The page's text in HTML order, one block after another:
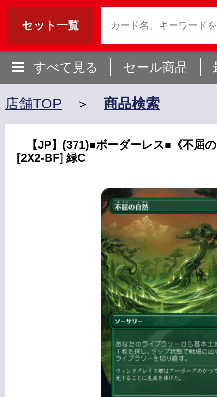
セット一覧
すべて見る セール商品
店舗TOP ＞ 商品検索
【JP】(371)■ボーダーレス■《不屈
[2X2-BF] 緑C